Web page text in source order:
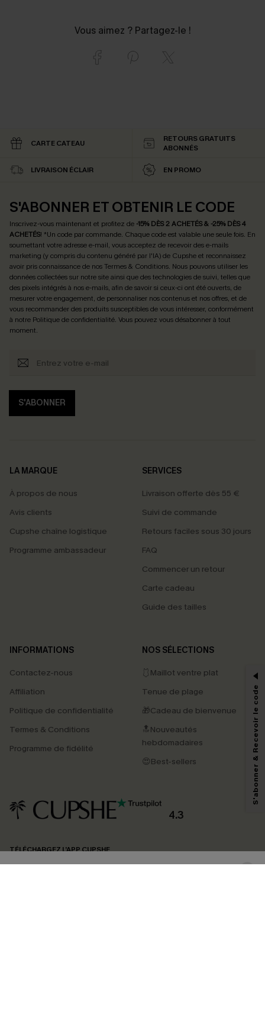
Vous aimez ? Partagez-le !
CARTE CATEAU
RETOURS GRATUITS
ABONNÉS
LIVRAISON ÉCLAIR EN PROMO
S'ABONNER ET OBTENIR LE CODE
Inscrivez-vous maintenant et profitez de -15% DÈS 2 ACHETÉS & -25% DÈS 4
ACHETÉS! *Un code par commande. Chaque code est valable une seule fois. En
soumettant votre adresse e-mail, vous acceptez de recevoir des e-mails
marketing (y compris du contenu généré par l'IA) de Cupshe et reconnaissez
avoir pris connaissance de nosTermes & Conditions. Nous pouvons utiliser les
données collectées sur notre site ainsi que des technologies de suivi, telles que
des pixels intégrés à nos e-mails, afin de savoir si ceux-ci ont été ouverts, de
mesurer votre engagement, de personnaliser nos contenus et nos offres, et de
vous recommander des produits susceptibles de vous intéresser, conformément
à notre Politique de confidentialité. Vous pouvez vous désabonner à tout
moment.
S'ABONNER
LA MARQUE
À propos de nous
Avis clients
Cupshe chaîne logistique
Programme ambassadeur
SERVICES
Livraison offerte dès 55 €
Suivi de commande
Retours faciles sous 30 jours
FAQ
Commencer un retour
Carte cadeau
Guide des tailles
INFORMATIONS
Contactez-nous
Affiliation
Politique de confidentialité
Termes & Conditions
Programme de fidélité
NOS SÉLECTIONS
🩱Maillot ventre plat
Tenue de plage
🎁Cadeau de bienvenue
🔝Nouveautés
hebdomadaires
😍Best-sellers
4.3
TÉLÉCHARGEZ L’APP CUPSHE
PROFITEZ DE -15%
-15% dès 2 Achetés par E-mail
*Un code par commande, valable une seule fois.
En soumettant votre adresse e-mail, vous acceptez de recevoir des e-mails
marketing (y compris du contenu généré par l'IA) de Cupshe et
reconnaissez avoir pris connaissance de nos
pouvons utiliser les données collectées sur notre site ainsi que des
produits susceptibles de vous intéresser, conformément à notre
Politique de
confidentialité
. Vous pouvez vous désabonner à tout moment.
S'abonner & Recevoir le code